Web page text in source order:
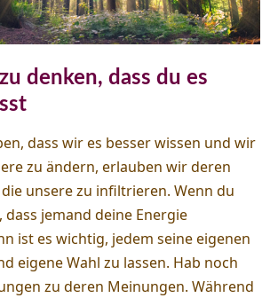
denken, dass du es
dass wir es besser wissen und wir
zu ändern, erlauben wir deren
unsere zu infiltrieren. Wenn du
jemand deine Energie
ist es wichtig, jedem seine eigenen
eigene Wahl zu lassen. Hab noch
zu deren Meinungen. Während